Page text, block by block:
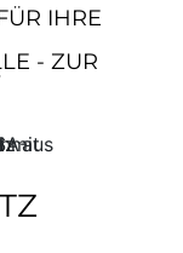
IHRE
- ZUR